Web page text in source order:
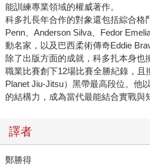
能訓練專業領域的權威著作。
科多扎長年合作的對象還包括綜合格
Penn、Anderson Silva、Fedor
動名家，以及巴西柔術傳奇Eddie
除了出版方面的成就，科多扎本身也
職業比賽創下12場比賽全勝紀錄，且
Planet Jiu-Jitsu）黑帶最高段位。他
的結構力，成為當代最能結合實戰與
譯者
鄭勝得